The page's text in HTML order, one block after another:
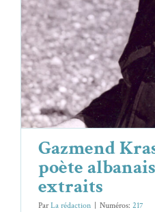
Gazmend
poète
extraits
ParLa rédaction Numéros: 217